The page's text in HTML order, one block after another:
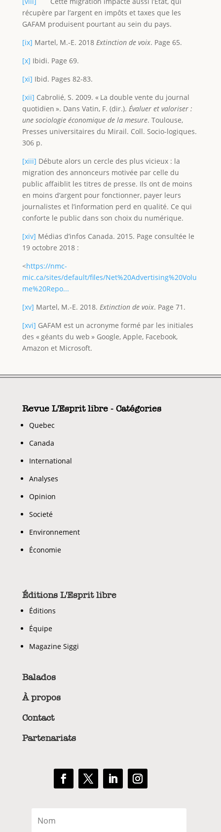
récupère par l’argent en impôts et taxes que les
GAFAM produisent pourtant au sein du pays.
[ix] Martel, M.-E. 2018 Extinction de voix. Page 65.
[x] Ibidi. Page 69.
[xi] Ibid. Pages 82-83.
[xii] Cabrolié, S. 2009. « La double vente du journal
quotidien ». Dans Vatin, F. (dir.). Évaluer et valoriser :
une sociologie économique de la mesure. Toulouse,
Presses universitaires du Mirail. Coll. Socio-logiques.
306 p.
[xiii] Débute alors un cercle des plus vicieux : la
migration des annonceurs motivée par celle du
public affaiblit les titres de presse. Ils ont de moins
en moins d’argent pour fonctionner, payer leurs
journalistes et l’information perd en qualité. Ce qui
conforte le public dans son choix du numérique.
[xiv] Médias d’infos Canada. 2015. Page consultée le
19 octobre 2018 :
<https://nmc-
mic.ca/sites/default/files/Net%20Advertising%20Volu
me%20Repo...
[xv] Martel, M.-E. 2018. Extinction de voix. Page 71.
[xvi] GAFAM est un acronyme formé par les initiales
des « géants du web » Google, Apple, Facebook,
Amazon et Microsoft.
Revue L'Esprit libre - Catégories
Quebec
Canada
International
Analyses
Opinion
Societé
Environnement
Économie
Éditions L'Esprit libre
Éditions
Équipe
Magazine Siggi
Balados
À propos
Contact
Partenariats